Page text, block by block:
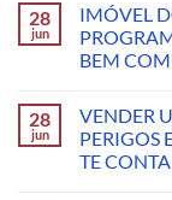
28
jun
IMÓVEL
BEM
28
jun
VENDER
PERIGOS
TE CONTA